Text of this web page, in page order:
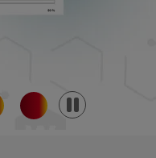
Pause